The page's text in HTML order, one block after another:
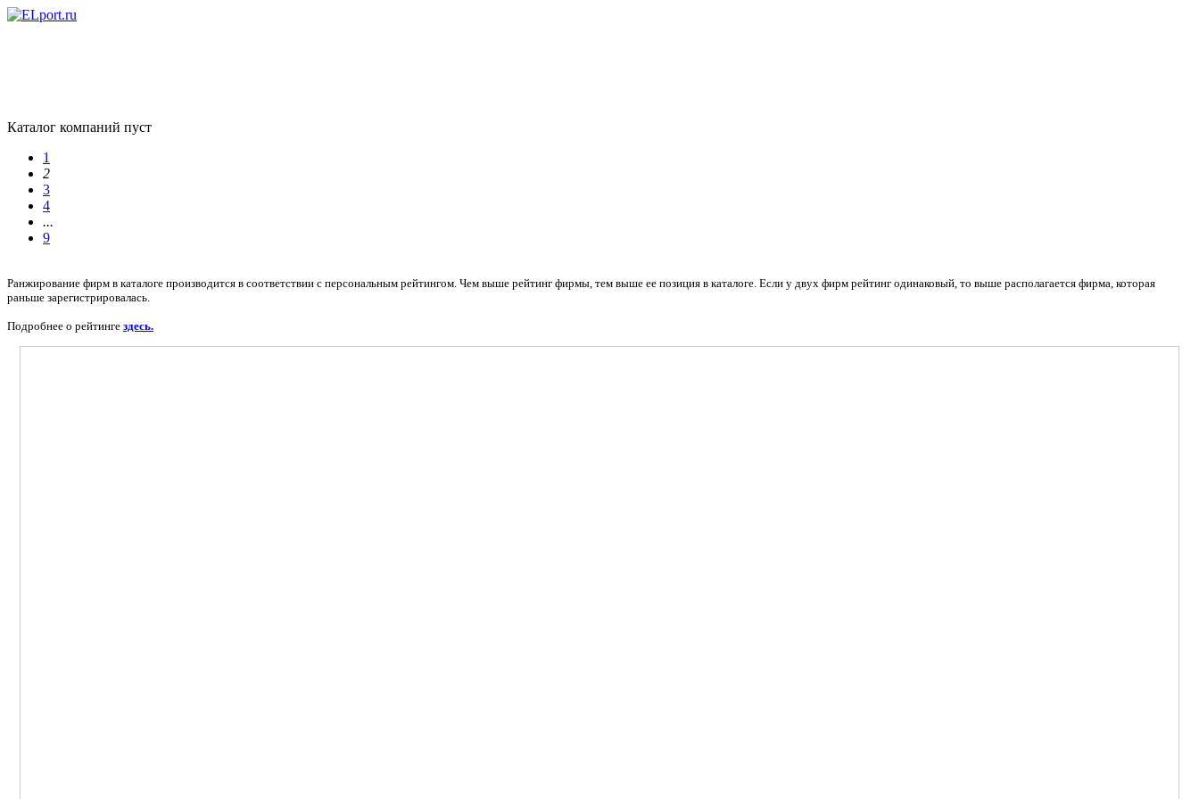
Каталог компаний пуст
1
2
3
4
...
9
Ранжирование фирм в каталоге производится в соответствии с персональным рейтингом. Чем выше рейтинг фирмы, тем выше ее позиция в каталоге. Если у двух фирм рейтинг одинаковый, то выше располагается фирма, которая
раньше зарегистрировалась.
Подробнее о рейтинге здесь.